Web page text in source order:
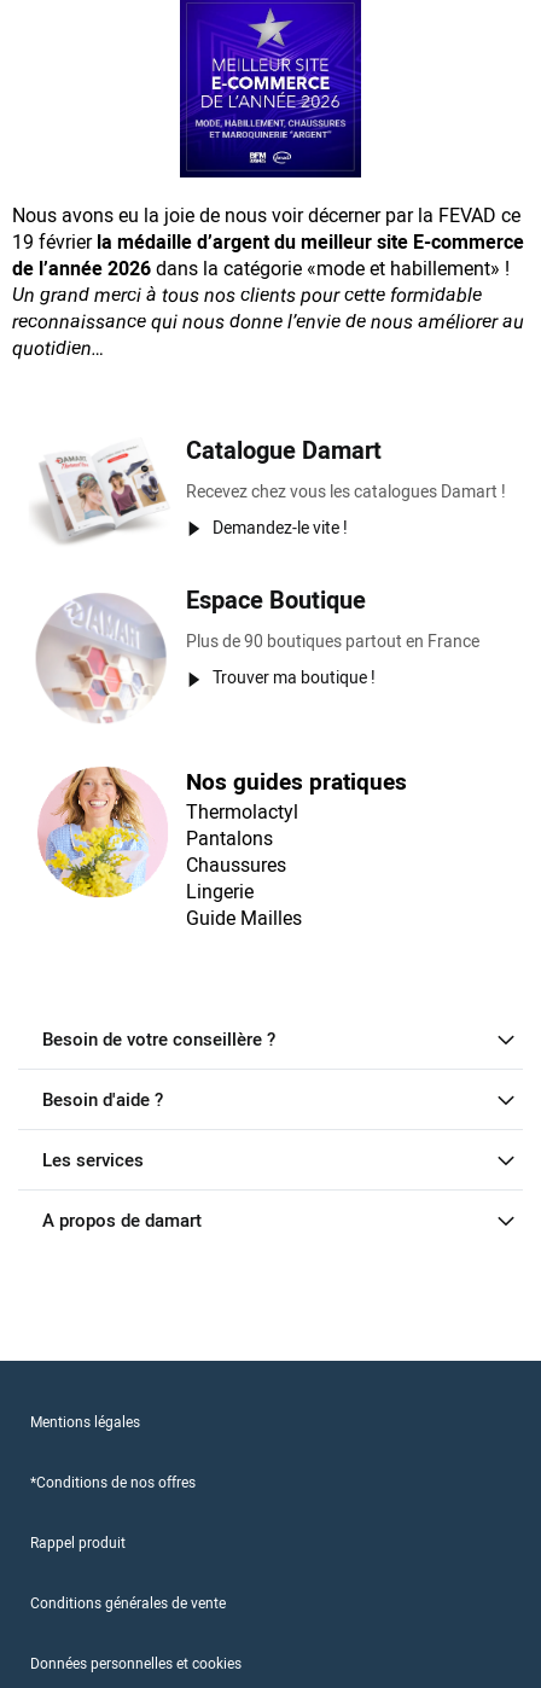
Nous avons eu la joie de nous voir décerner par la FEVAD ce
19 févrierla médaille d’argent du meilleur site E-commerce
de l’année 2026dans la catégorie «mode et habillement» !
Un grand merci à tous nos clients pour cette formidable
reconnaissancequi nous donne l’envie de nous améliorer au
quotidien…
Catalogue Damart
Recevez chez vous les catalogues Damart !
Demandez-le vite !
Espace Boutique
Plus de 90 boutiques partout en France
Trouver ma boutique !
Nos guides pratiques
Thermolactyl
Pantalons
Chaussures
Lingerie
Guide Mailles
Besoin de votre conseillère ?
Besoin d'aide ?
Les services
A propos de damart
Mentions légales
*Conditions de nos offres
Rappel produit
Conditions générales de vente
Données personnelles et cookies